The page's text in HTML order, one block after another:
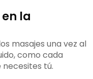
la
masajes una vez al
como cada
necesites tú.